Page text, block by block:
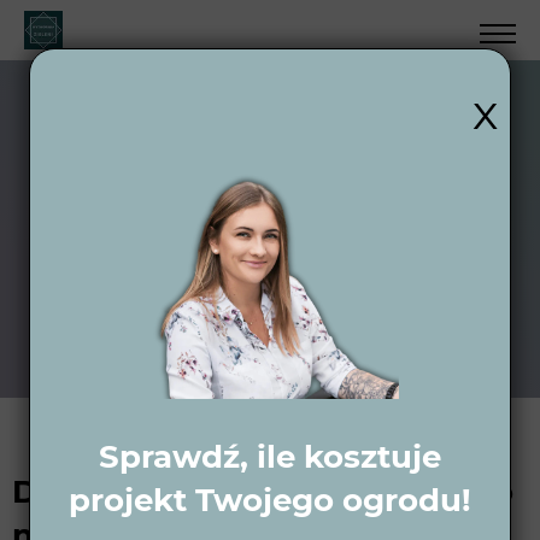
ogrodów
Podkarpackie —
projekty 2D i
wizualizacje 3D
Dlaczego Wytwórnia Zieleni to
x
Sprawdź, ile kosztuje
projekt Twojego ogrodu!